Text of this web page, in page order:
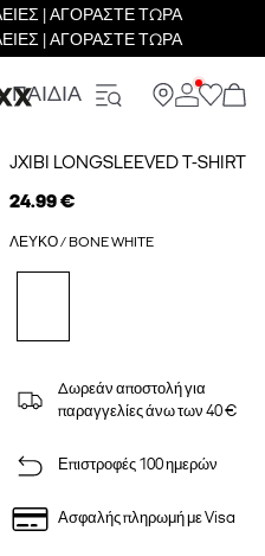
| ΑΓΟΡΑΣΤΕ ΤΩΡΑ
| ΑΓΟΡΑΣΤΕ ΤΩΡΑ
ΠΑΙΔΙΑ
JXIBI LONGSLEEVED T-SHIRT
24.99 €
ΛΕΥΚΌ / BONE WHITE
Δωρεάν αποστολή για
παραγγελίες άνω των 40 €
Επιστροφές 100 ημερών
Ασφαλής πληρωμή με Visa